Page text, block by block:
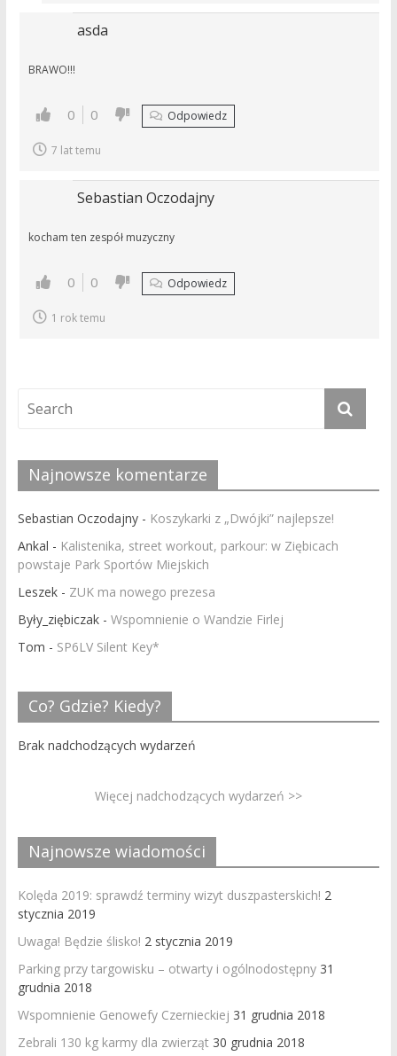
asda
BRAWO!!!
0 0 Odpowiedz
7 lat temu
Sebastian Oczodajny
kocham ten zespół muzyczny
0 0 Odpowiedz
1 rok temu
Najnowsze komentarze
Sebastian Oczodajny- Koszykarki z „Dwójki” najlepsze!
Ankal - Kalistenika, street workout, parkour: w Ziębicach
powstaje Park Sportów Miejskich
Leszek- ZUK ma nowego prezesa
Były_ziębiczak- Wspomnienie o Wandzie Firlej
Tom - SP6LV Silent Key*
Co? Gdzie? Kiedy?
Brak nadchodzących wydarzeń
Więcej nadchodzących wydarzeń >>
Najnowsze wiadomości
Kolęda 2019: sprawdź terminy wizyt duszpasterskich! 2
stycznia 2019
Uwaga! Będzie ślisko! 2 stycznia 2019
Parking przy targowisku – otwarty i ogólnodostępny 31
grudnia 2018
Wspomnienie Genowefy Czernieckiej 31 grudnia 2018
Zebrali 130 kg karmy dla zwierząt 30 grudnia 2018